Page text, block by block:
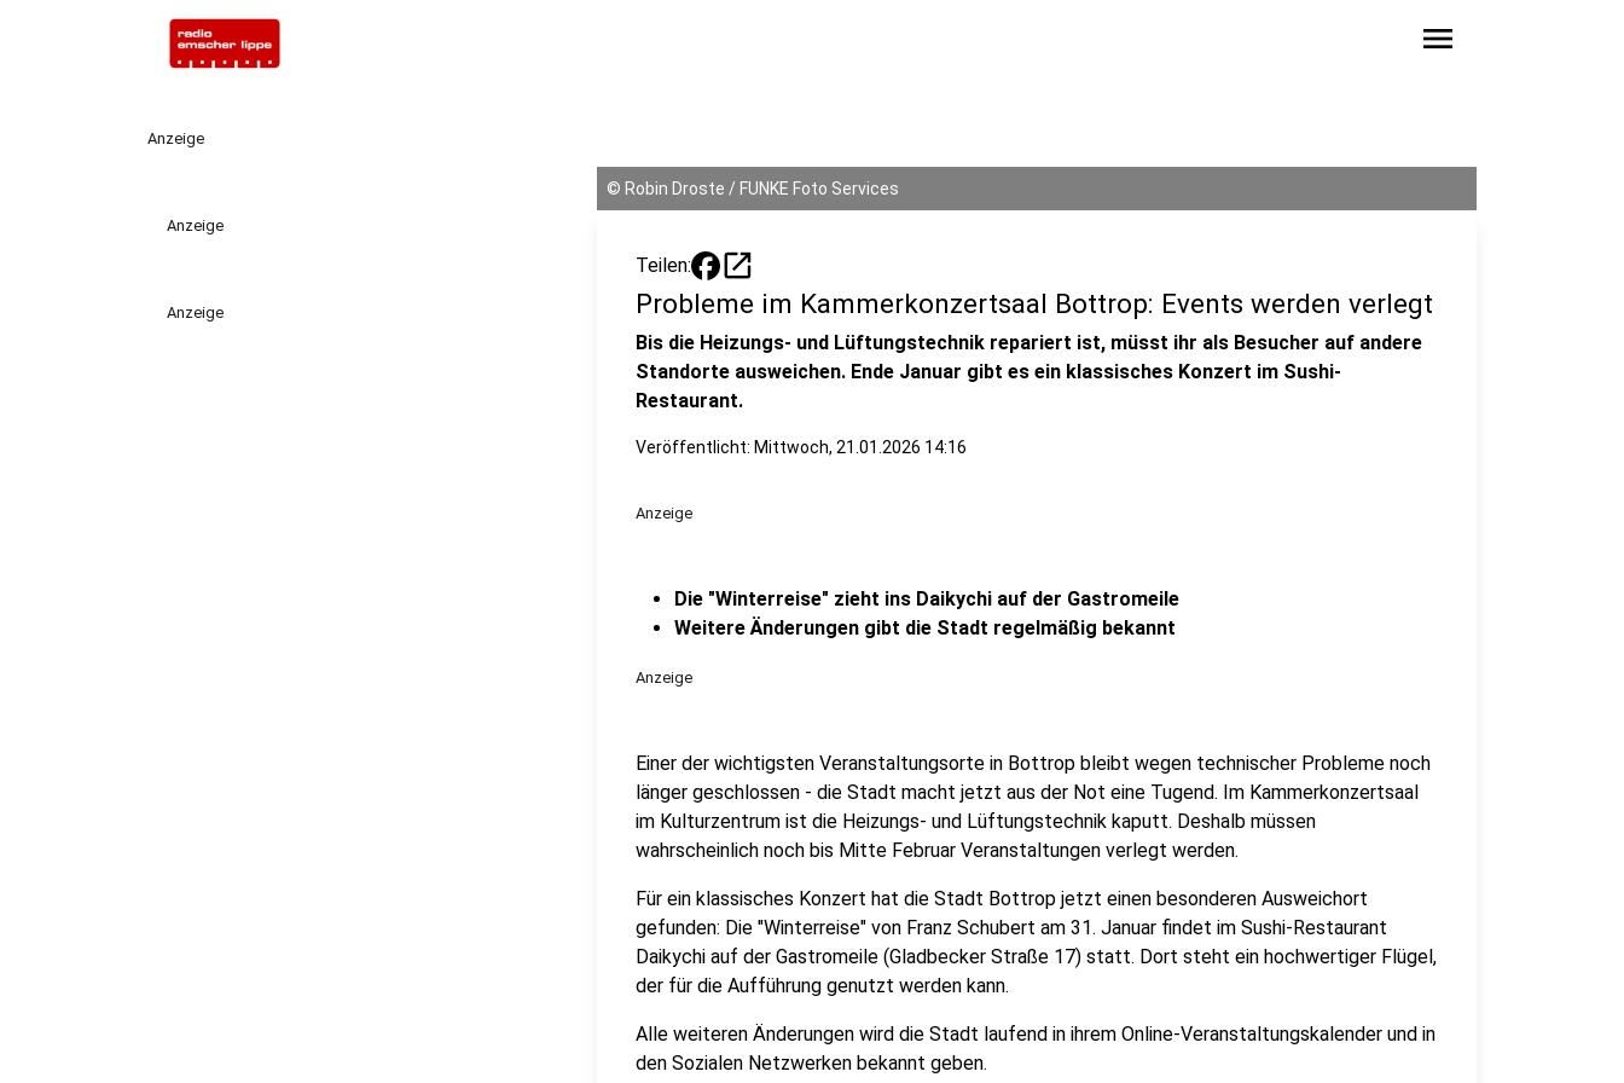
menu
Anzeige
Anzeige
Anzeige
© Robin Droste / FUNKE Foto Services
Teilen: open_in_new
Probleme im Kammerkonzertsaal Bottrop: Events werden verlegt
Bis die Heizungs- und Lüftungstechnik repariert ist, müsst ihr als Besucher auf andere
Standorte ausweichen. Ende Januar gibt es ein klassisches Konzert im Sushi-
Restaurant.
Veröffentlicht: Mittwoch, 21.01.2026 14:16
Anzeige
Die "Winterreise" zieht ins Daikychi auf der Gastromeile
Weitere Änderungen gibt die Stadt regelmäßig bekannt
Anzeige
Einer der wichtigsten Veranstaltungsorte in Bottrop bleibt wegen technischer Probleme noch
länger geschlossen - die Stadt macht jetzt aus der Not eine Tugend. Im Kammerkonzertsaal
im Kulturzentrum ist die Heizungs- und Lüftungstechnik kaputt. Deshalb müssen
wahrscheinlich noch bis Mitte Februar Veranstaltungen verlegt werden.
Für ein klassisches Konzert hat die Stadt Bottrop jetzt einen besonderen Ausweichort
gefunden: Die "Winterreise" von Franz Schubert am 31. Januar findet im Sushi-Restaurant
Daikychi auf der Gastromeile (Gladbecker Straße 17) statt. Dort steht ein hochwertiger Flügel,
der für die Aufführung genutzt werden kann.
Alle weiteren Änderungen wird die Stadt laufend in ihrem Online-Veranstaltungskalender und in
den Sozialen Netzwerken bekannt geben.